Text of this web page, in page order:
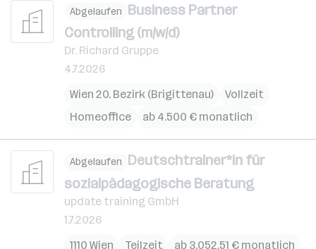
Abgelaufen Business Partner
Controlling (m/w/d)
Dr. Richard Gruppe
4.7.2026
Wien 20. Bezirk (Brigittenau)
Vollzeit
Homeoffice
ab 4.500 € monatlich
Abgelaufen Deutschtrainer*in für
sozialpädagogische Beratung
update training GmbH
1.7.2026
1110 Wien
Teilzeit ab 3.052,51 € monatlich